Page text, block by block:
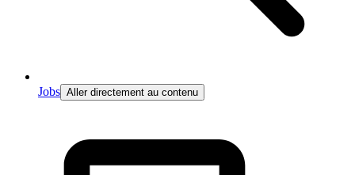
Jobs Aller directement au contenu